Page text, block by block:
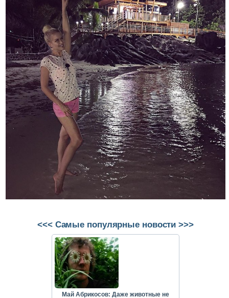
<<< Самые популярные новости >>>
Май Абрикосов: Даже животные не